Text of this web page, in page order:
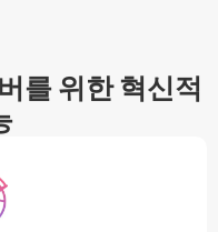
를 위한 혁신적